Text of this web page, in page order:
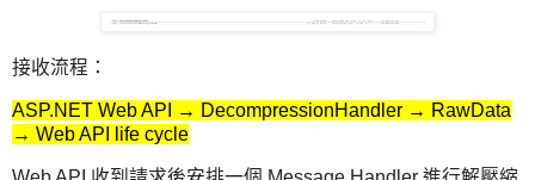
接收流程：
ASP.NET Web API → DecompressionHandler → RawData
→ Web API life cycle